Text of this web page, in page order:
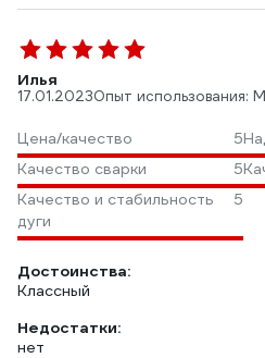
Илья
17.01.2023Опыт использования:
Цена/качество 5
Качество сварки
5
Качество и стабильность
дуги
5
Достоинства:
Классный
Недостатки:
нет